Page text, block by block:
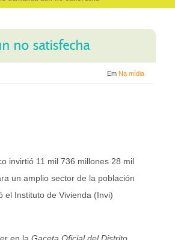
no satisfecha
Em Na mídia
invirtió 11 mil 736 millones 28 mil
un amplio sector de la población
el Instituto de Vivienda (Invi)